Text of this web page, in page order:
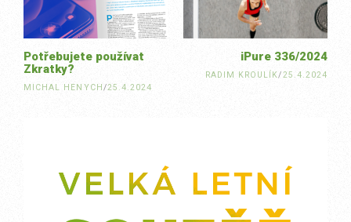
iPure 336/2024
RADIM KROULÍK/25.4.2024
Potřebujete používat
Zkratky?
MICHAL HENYCH/25.4.2024